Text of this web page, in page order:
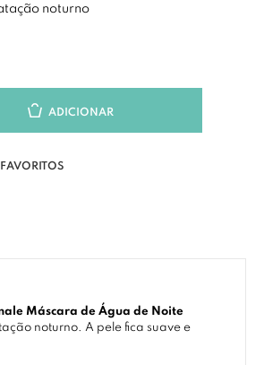
noturno
ADICIONAR
Máscara de Água de Noite
noturno. A pele fica suave e